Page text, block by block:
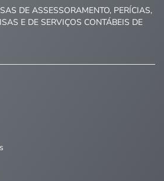
DE ASSESSORAMENTO, PERÍCIAS,
E DE SERVIÇOS CONTÁBEIS DE